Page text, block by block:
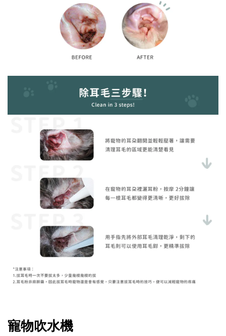
寵物吹水機